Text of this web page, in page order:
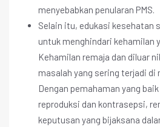
menyebabkan penularan PMS.
Selain itu, edukasi kesehatan
untuk menghindari kehamilan
Kehamilan remaja dan diluar
masalah yang sering terjadi di
Dengan pemahaman yang
reproduksi dan kontrasepsi,
keputusan yang bijaksana